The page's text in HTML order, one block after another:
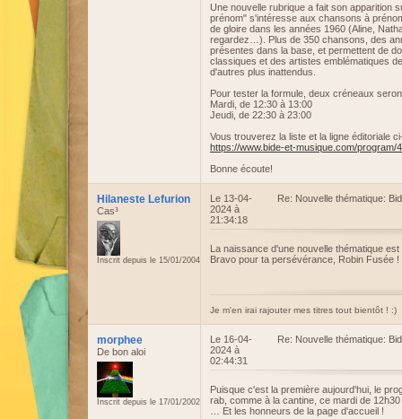
Une nouvelle rubrique a fait son apparition
prénom" s'intéresse aux chansons à
de gloire dans les années 1960 (Aline,
regardez…). Plus de 350 chansons, des
présentes dans la base, et permettent de
classiques et des artistes emblématiques
d'autres plus inattendus.
Pour tester la formule, deux créneaux
Mardi, de 12:30 à 13:00
Jeudi, de 22:30 à 23:00
Vous trouverez la liste et la ligne éditoriale
https://www.bide-et-musique.com/program/
Bonne écoute!
Hilaneste Lefurion
Cas³
Inscrit depuis le 15/01/2004
Re: Nouvelle thématique:
Le 13-04-
2024 à
21:34:18
La naissance d'une nouvelle thématique
Bravo pour ta persévérance, Robin Fusée !
Je m'en irai rajouter mes titres tout bientôt ! :)
morphee
De bon aloi
Inscrit depuis le 17/01/2002
Re: Nouvelle thématique:
Le 16-04-
2024 à
02:44:31
Puisque c'est la première aujourd'hui, le
rab, comme à la cantine, ce mardi de
… Et les honneurs de la page d'accueil !